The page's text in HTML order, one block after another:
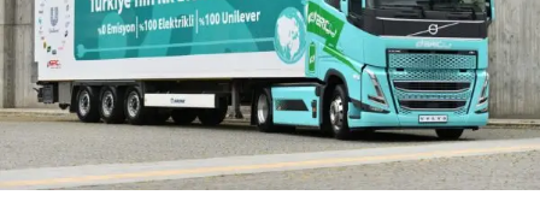
kapağı, aerodinamik tavan çizgisi ve uzatılmış dingil
mesafesi ile içten yanmalı SUV’lardan net bir şekilde
ayrılıyor. SEVEN’in aerodinamik yapısına ek olarak
tasarımda yer alan minimal formlar da hacimsel
anlamda olduğundan daha güçlü bir duruş sergilemesini
sağlıyor.